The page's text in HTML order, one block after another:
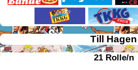
Till Hagen
21 Rolle/n